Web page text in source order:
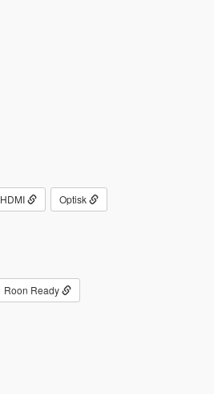
HDMI Optisk
Roon Ready